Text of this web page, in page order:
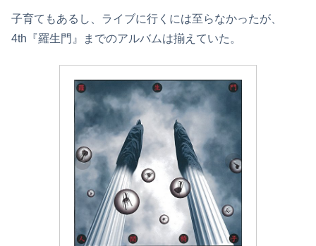
子育てもあるし、ライブに行くには至らなかったが、
4th『羅生門』までのアルバムは揃えていた。